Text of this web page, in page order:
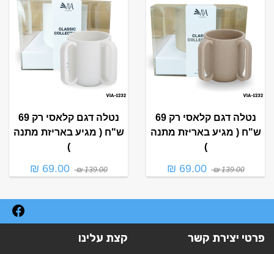
נטלה דגם קלאסי רק 69
ש"ח ( מגיע באריזת מתנה
)
139.00 ₪
69.00 ₪
נטלה דגם קלאסי רק 69
ש"ח ( מגיע באריזת מתנה
)
139.00 ₪
69.00 ₪
פרטי יצירת קשר קצת עלינו